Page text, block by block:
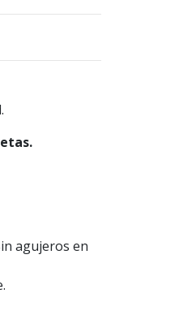
agujeros en